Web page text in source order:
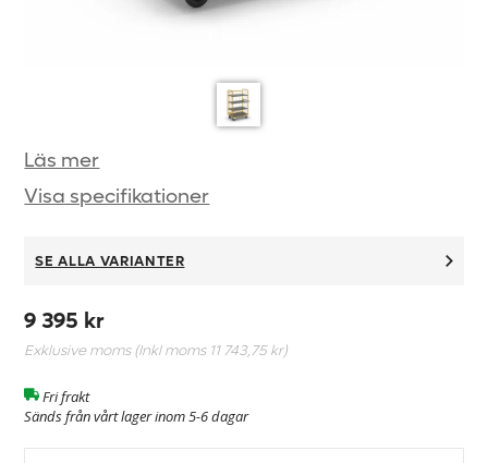
Läs mer
Visa specifikationer
SE ALLA VARIANTER
9 395 kr
Exklusive moms (Inkl moms 11 743,75 kr)
Fri frakt
Sänds från vårt lager inom 5-6 dagar